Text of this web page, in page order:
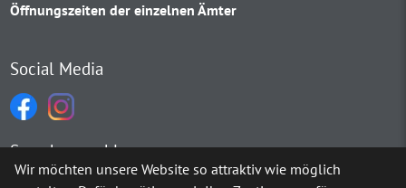
Öffnungszeiten der einzelnen Ämter
Social Media
Sprachauswahl
Wir möchten unsere Website so attraktiv wie möglich